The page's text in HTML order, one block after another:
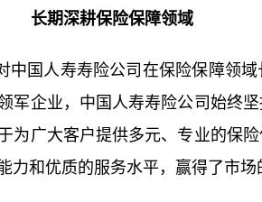
长期深耕保险保障领域
中国人寿寿险公司在保险保障领
军企业，中国人寿寿险公司始终
为广大客户提供多元、专业的保
和优质的服务水平，赢得了市场